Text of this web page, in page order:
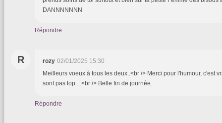
DANNNNNNN
Répondre
R rozy 02/01/2025 15:30
Meilleurs voeux à tous les deux..<br /> Merci pour l'humour, c'est
sont pas top....<br /> Belle fin de journée..
Répondre